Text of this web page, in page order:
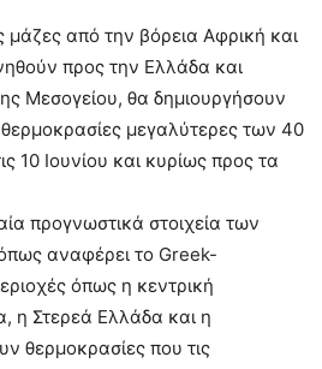
μάζες από την βόρεια Αφρική και
προς την Ελλάδα και
Μεσογείου, θα δημιουργήσουν
μεγαλύτερες των 40
10 Ιουνίου και κυρίως προς τα
προγνωστικά στοιχεία των
αναφέρει το Greek-
όπως η κεντρική
η Στερεά Ελλάδα και η
θερμοκρασίες που τις